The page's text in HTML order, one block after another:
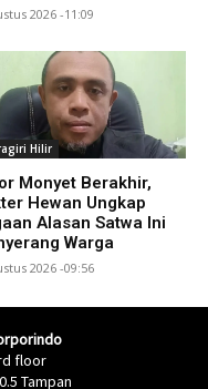
2026 -11:09
Hilir
Monyet Berakhir,
Hewan Ungkap
Alasan Satwa Ini
Warga
2026 -09:56
floor
Tampan